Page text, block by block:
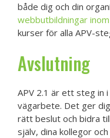
både dig och din
webbutbildningar
kurser för alla APV-
Avslutning
APV 2.1 är ett steg in
vägarbete. Det ger
rätt beslut och bidra
själv, dina kollegor